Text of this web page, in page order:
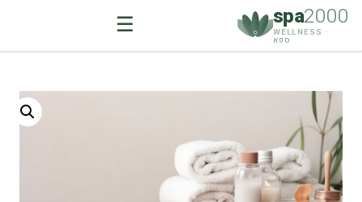
spa2000
WELLNESS ·
ספא ☰
content